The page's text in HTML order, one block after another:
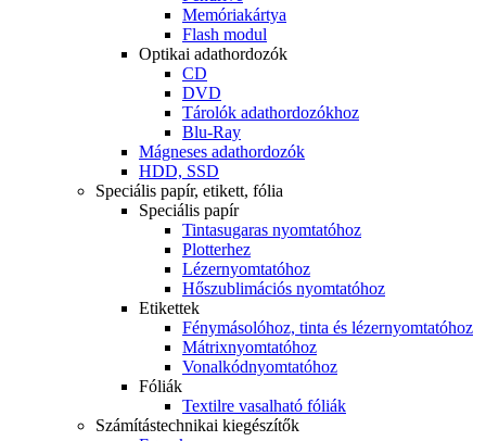
Memóriakártya
Flash modul
Optikai adathordozók
CD
DVD
Tárolók adathordozókhoz
Blu-Ray
Mágneses adathordozók
HDD, SSD
Speciális papír, etikett, fólia
Speciális papír
Tintasugaras nyomtatóhoz
Plotterhez
Lézernyomtatóhoz
Hőszublimációs nyomtatóhoz
Etikettek
Fénymásolóhoz, tinta és lézernyomtatóhoz
Mátrixnyomtatóhoz
Vonalkódnyomtatóhoz
Fóliák
Textilre vasalható fóliák
Számítástechnikai kiegészítők